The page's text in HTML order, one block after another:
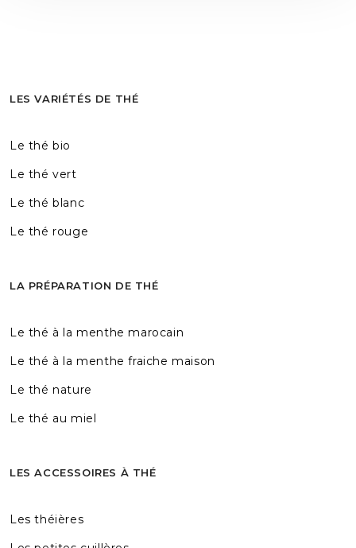
LES VARIÉTÉS DE THÉ
Le thé bio
Le thé vert
Le thé blanc
Le thé rouge
LA PRÉPARATION DE THÉ
Le thé à la menthe marocain
Le thé à la menthe fraiche maison
Le thé nature
Le thé au miel
LES ACCESSOIRES À THÉ
Les théières